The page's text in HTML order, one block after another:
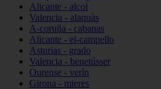
Alicante - alcoi
Valencia - alaquàs
A-coruña - cabanas
Alicante - el-campello
Asturias - grado
Valencia - benetússer
Ourense - verín
Girona - mieres